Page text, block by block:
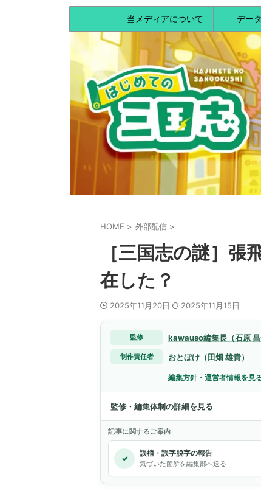
当メディアについて デー
HOME > 外部配信 >
［三国志の謎］
在した？
2025年11月20日 2025年11月15日
監修 kawauso編集長（石原 昌
制作責任者 おとぼけ（田畑 雄貴）
編集方針・運営者情報を見
監修・編集体制の詳細を見る
記事に関するご案内
✓ 誤植・誤字脱字の報告
気づいた箇所を編集部へ送る